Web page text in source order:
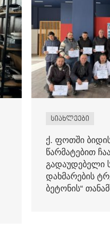
სიახლეები
ქ. ფოთში
წარმატებით
გადაუდებელი
დახმარების
ბეტონის“